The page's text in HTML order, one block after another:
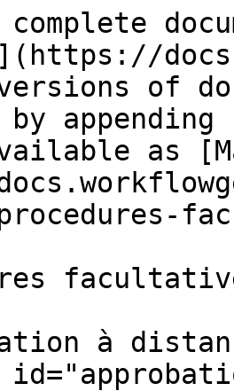
versions of
as
à